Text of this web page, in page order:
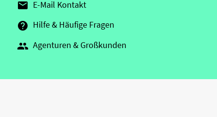
 E-Mail Kontakt
 Hilfe & Häufige Fragen
 Agenturen & Großkunden